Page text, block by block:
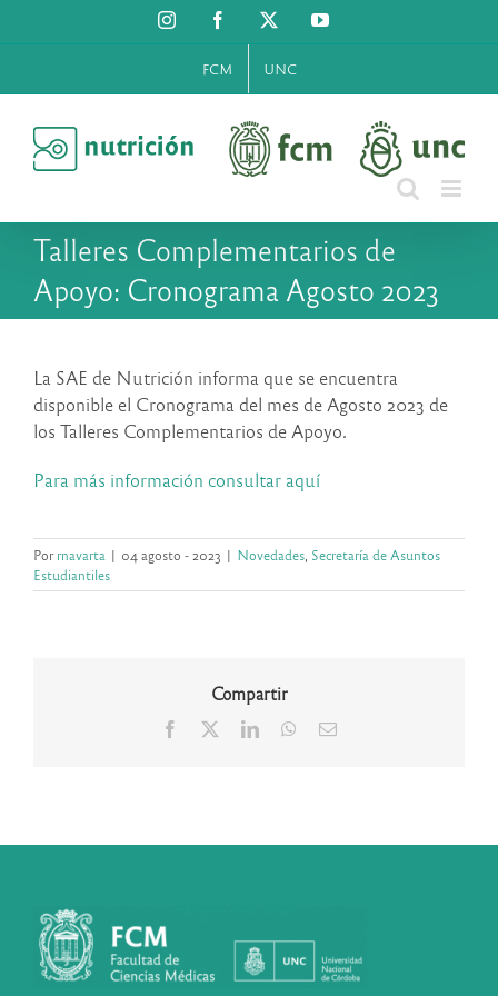
al
InstagramFacebook YouTube
FCM UNC
Talleres Complementarios de
Apoyo: Cronograma Agosto 2023
La SAE de Nutrición informa que se encuentra
disponible el Cronograma del mes de Agosto 2023 de
los Talleres Complementarios de Apoyo.
Para más información consultar aquí
Porrnavarta | 04 agosto - 2023 | Novedades Secretaría de Asuntos
Estudiantiles
Compartir
Facebook LinkedInWhatsApp
Correo